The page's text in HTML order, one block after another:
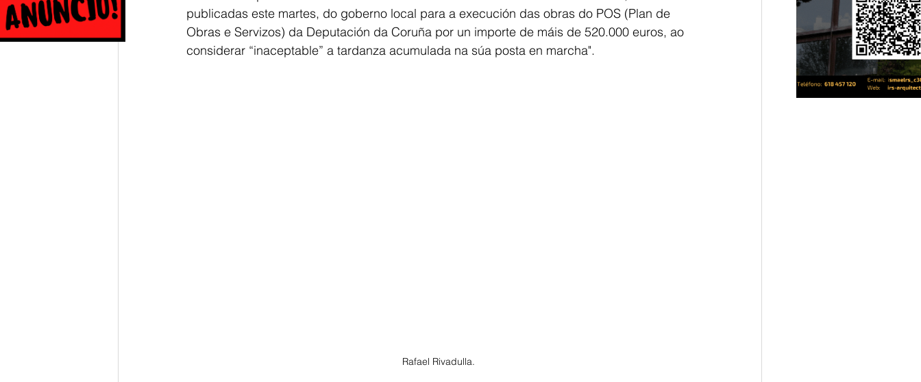
publicadas este martes, do goberno local para a execución das obras do POS (Plan de
Obras e Servizos) da Deputación da Coruña por un importe de máis de 520.000 euros, ao
considerar “inaceptable” a tardanza acumulada na súa posta en marcha".
Rafael Rivadulla.